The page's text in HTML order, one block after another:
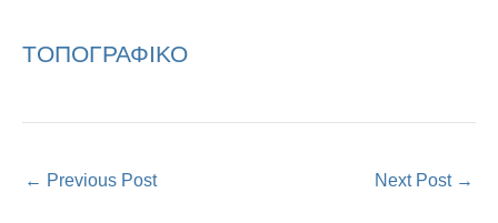
ΤΟΠΟΓΡΑΦΙΚΟ
← Previous Post Next Post →